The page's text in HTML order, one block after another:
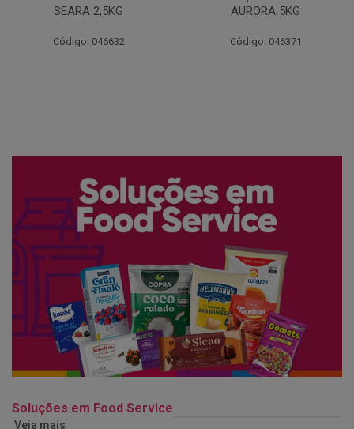
AURORA 5KG
Código: 046371
FATIADO PAKAN 200G
Código: 061522
Soluções em Food Service
Veja mais